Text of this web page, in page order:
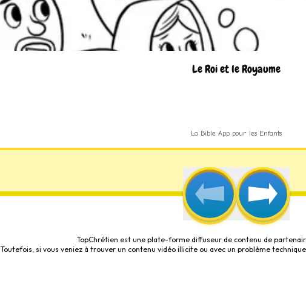
Le Roi et le Royaume
La Bible App pour les Enfants
TopChrétien est une plate-forme diffuseur de contenu de
Toutefois, si vous veniez à trouver un contenu vidéo illicite ou avec un problème